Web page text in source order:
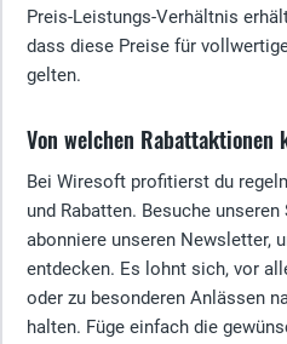
Preis-Leistungs-Verhältnis
dass diese Preise für
gelten.
Von welchen
Bei Wiresoft profitierst du
und Rabatten. Besuche
abonniere unseren Newsletter,
entdecken. Es lohnt sich, vor
oder zu besonderen Anlässen
halten. Füge einfach die